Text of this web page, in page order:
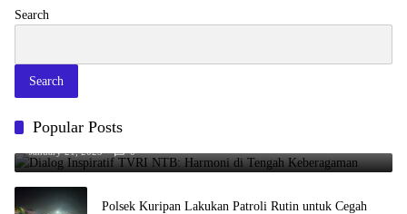
Search
Search
Popular Posts
Dialog Inspiratif TVRI NTB: Harmoni di Tengah Keberagaman
January 21, 2025 0
Polsek Kuripan Lakukan Patroli Rutin untuk Cegah